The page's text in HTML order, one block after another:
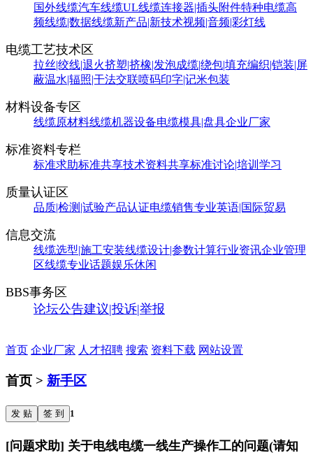
国外线缆汽车线缆UL线缆连接器|插头附件特种电缆高
频线缆|数据线缆新产品|新技术视频|音频|彩灯线
电缆工艺技术区
拉丝|绞线|退火挤塑|挤橡|发泡成缆|绕包|填充编织|铠装|屏
蔽温水|辐照|干法交联喷码印字|记米包装
材料设备专区
线缆原材料线缆机器设备电缆模具|盘具企业厂家
标准资料专栏
标准求助标准共享技术资料共享标准讨论|培训学习
质量认证区
品质|检测|试验产品认证电缆销售专业英语|国际贸易
信息交流
线缆选型|施工安装线缆设计|参数计算行业资讯企业管理
区线缆专业话题娱乐休闲
BBS事务区
论坛公告建议|投诉|举报
首页 企业厂家 人才招聘 搜索 资料下载 网站设置
首页 > 新手区
发 贴 签 到 1
[问题求助] 关于电线电缆一线生产操作工的问题(请知